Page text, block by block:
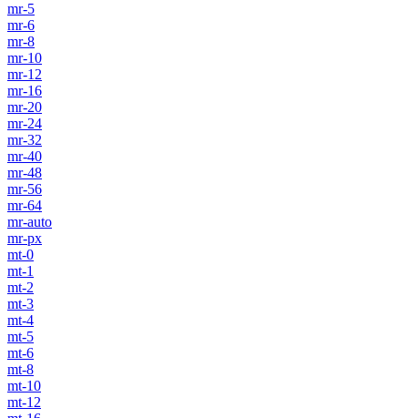
mr-5
mr-6
mr-8
mr-10
mr-12
mr-16
mr-20
mr-24
mr-32
mr-40
mr-48
mr-56
mr-64
mr-auto
mr-px
mt-0
mt-1
mt-2
mt-3
mt-4
mt-5
mt-6
mt-8
mt-10
mt-12